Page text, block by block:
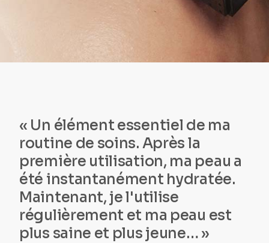
« Un élément essentiel de ma
routine de soins. Après la
première utilisation, ma peau a
été instantanément hydratée.
Maintenant, je l'utilise
régulièrement et ma peau est
plus saine et plus jeune… »